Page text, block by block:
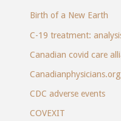
Birth of a New Earth
C-19 treatment:
Canadian covid care
Canadianphysicians.org
CDC adverse events
COVEXIT